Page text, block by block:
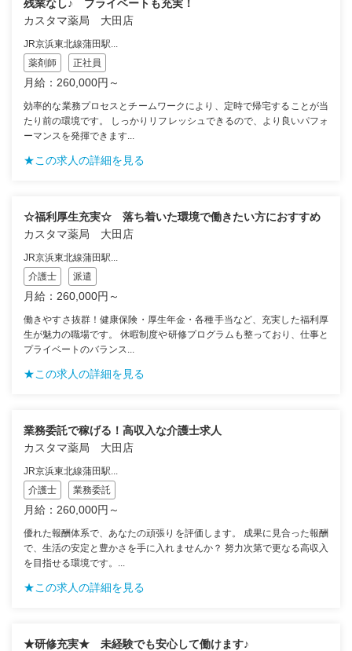
残業なし♪ プライベートも充実！
カスタマ薬局 大田店
JR京浜東北線蒲田駅...
薬剤師
正社員
月給：260,000円～
効率的な業務プロセスとチームワークにより、定時で帰宅することが当
たり前の環境です。 しっかりリフレッシュできるので、より良いパフォ
ーマンスを発揮できます...
★この求人の詳細を見る
☆福利厚生充実☆ 落ち着いた環境で働きたい方におすすめ
カスタマ薬局 大田店
JR京浜東北線蒲田駅...
介護士
派遣
月給：260,000円～
働きやすさ抜群！健康保険・厚生年金・各種手当など、充実した福利厚
生が魅力の職場です。 休暇制度や研修プログラムも整っており、仕事と
プライベートのバランス...
★この求人の詳細を見る
業務委託で稼げる！高収入な介護士求人
カスタマ薬局 大田店
JR京浜東北線蒲田駅...
介護士
業務委託
月給：260,000円～
優れた報酬体系で、あなたの頑張りを評価します。 成果に見合った報酬
で、生活の安定と豊かさを手に入れませんか？ 努力次第で更なる高収入
を目指せる環境です。...
★この求人の詳細を見る
★研修充実★ 未経験でも安心して働けます♪